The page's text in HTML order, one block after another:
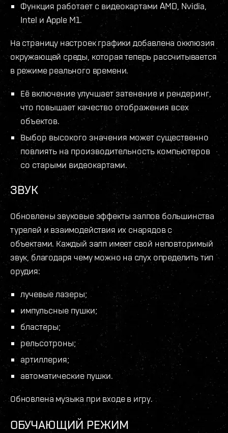
Функция работает с видеокартами AMD, Nvidia,
Intel и Apple M1.
На страницу настроек графики добавлена окклюзия
окружающей среды, которая теперь рассчитывается
в режиме реального времени.
Её включение улучшает затенение и рендеринг,
что повышает качество отображения всех
объектов.
Выбор высокого значения может существенно
повлиять на производительность компьютеров
со старыми видеокартами.
ЗВУК
Обновлены звуковые эффекты залпов большинства
турелей и взаимодействия их снарядов с
объектами. Каждый залп имеет свой неповторимый
звук, благодаря чему можно на слух определить тип
орудия:
лучевые лазеры;
импульсные пушки;
бластеры;
рельсотроны;
артиллерия;
автоматические пушки.
Обновлена музыка при входе в игру.
ОБУЧАЮЩИЙ РЕЖИМ